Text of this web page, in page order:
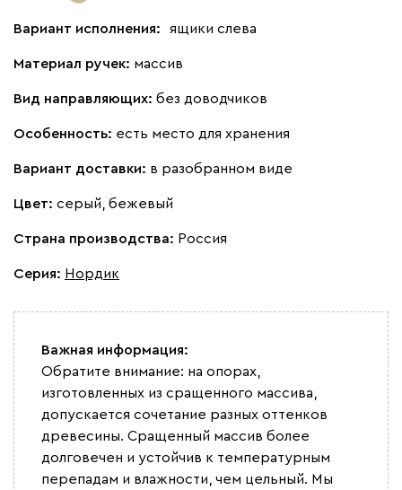
Вариант исполнения: ящики слева
Материал ручек: массив
Вид направляющих: без доводчиков
Особенность: есть место для хранения
Вариант доставки: в разобранном виде
Цвет: серый, бежевый
Страна производства: Россия
Серия: Нордик
Важная информация:
Обратите внимание: на опорах,
изготовленных из сращенного массива,
допускается сочетание разных оттенков
древесины. Сращенный массив более
долговечен и устойчив к температурным
перепадам и влажности, чем цельный. Мы